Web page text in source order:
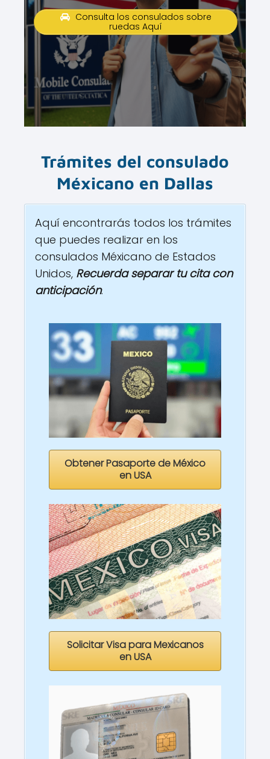
Consulta los consulados sobre
ruedas Aquí
Trámites del consulado
Méxicano en Dallas
Aquí encontrarás todos los trámites
que puedes realizar en los
consulados Méxicano de Estados
Unidos, Recuerda separar tu cita con
anticipación.
Obtener Pasaporte de México
en USA
Solicitar Visa para Mexicanos
en USA